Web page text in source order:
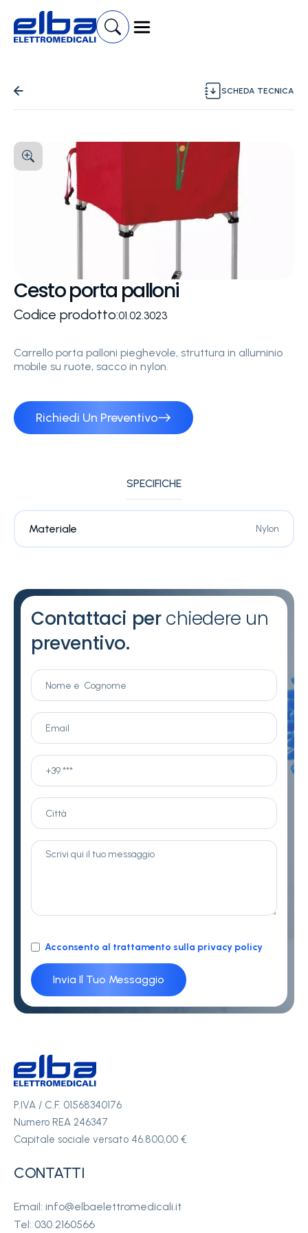
SCHEDA TECNICA
Cesto porta palloni
Codice prodotto:01.02.3023
Carrello porta palloni pieghevole, struttura in alluminio
mobile su ruote, sacco in nylon.
Richiedi Un Preventivo
SPECIFICHE
Materiale Nylon
Contattaci perchiedere un
preventivo.
Acconsento al trattamento sulla privacy policy
P.IVA / C.F. 01568340176
Numero REA 246347
Capitale sociale versato 46.800,00 €
CONTATTI
Email: info@elbaelettromedicali.it
Tel: 030 2160566